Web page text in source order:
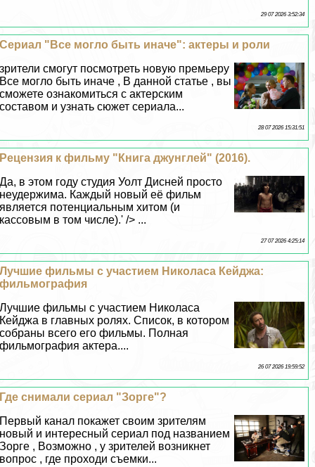
29 07 2026 3:52:34
Сериал "Все могло быть иначе": актеры и роли
зрители смогут посмотреть новую премьеру
Все могло быть иначе , В данной статье , вы
сможете ознакомиться с актерским
составом и узнать сюжет сериала...
28 07 2026 15:31:51
Рецензия к фильму "Книга джунглей" (2016).
Да, в этом году студия Уолт Дисней просто
неудержима. Каждый новый её фильм
является потенциальным хитом (и
кассовым в том числе).' /> ...
27 07 2026 4:25:14
Лучшие фильмы с участием Николаса Кейджа:
фильмография
Лучшие фильмы с участием Николаса
Кейджа в главных ролях. Список, в котором
собраны всего его фильмы. Полная
фильмография актера....
26 07 2026 19:59:52
Где снимали сериал "Зорге"?
Первый канал покажет своим зрителям
новый и интересный сериал под названием
Зорге , Возможно , у зрителей возникнет
вопрос , где проходи съемки...